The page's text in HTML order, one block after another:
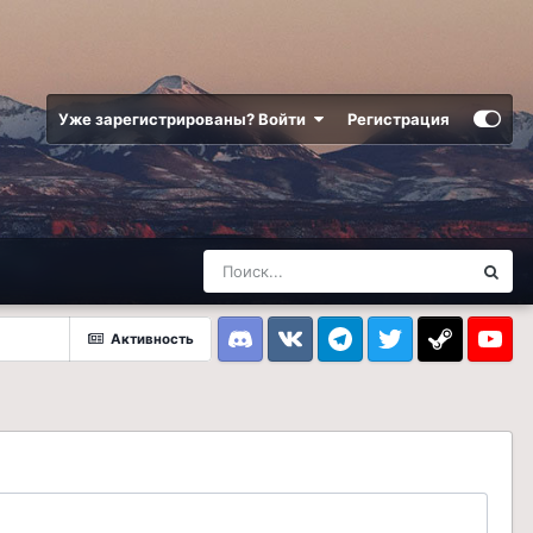
Уже зарегистрированы? Войти Регистрация
Активность
DiscordVK TelegramTwitter Steam